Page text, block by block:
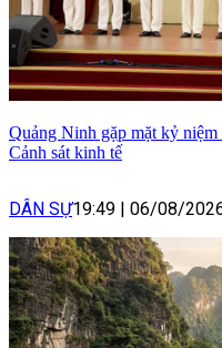
Quảng Ninh gặp mặt kỷ
Cảnh sát kinh tế
DÂN SỰ19:49 06/08/